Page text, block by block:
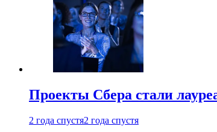
Проекты Сбера стали
2 года спустя2 года спустя